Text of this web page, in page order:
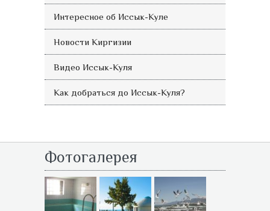
Интересное об Иссык-Куле
Новости Киргизии
Видео Иссык-Куля
Как добраться до Иссык-Куля?
Фотогалерея